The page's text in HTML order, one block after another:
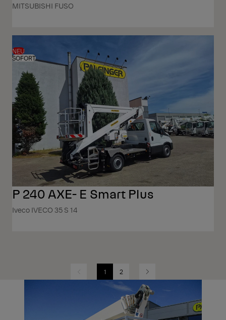
MITSUBISHI FUSO
NEU
SOFORT
P 240 AXE- E Smart Plus
Iveco IVECO 35 S 14
Previous 1 2 Next